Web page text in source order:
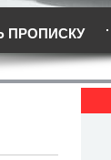
ПРОПИСКУ